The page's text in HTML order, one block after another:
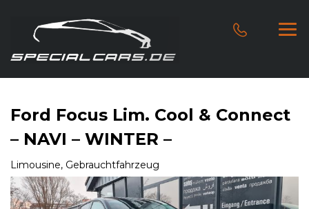
Ford Focus Lim. Cool & Connect
– NAVI – WINTER –
Limousine, Gebrauchtfahrzeug